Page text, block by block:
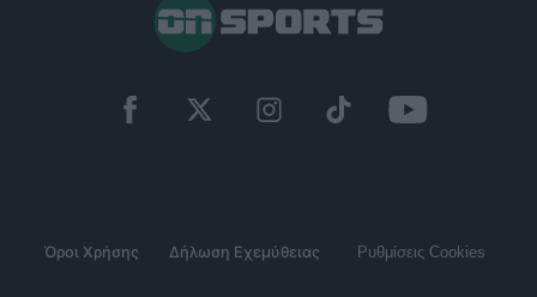
Όροι Χρήσης Δήλωση Εχεμύθειας Ρυθμίσεις Cookies